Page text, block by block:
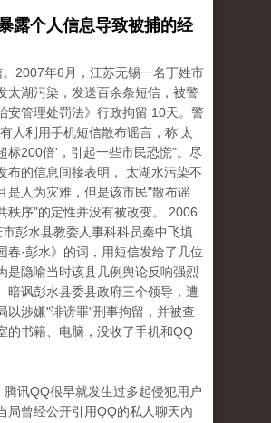
露个人信息导致被捕的经
2007年6月，江苏无锡一名丁姓市
太湖污染，发送百余条短信，被警
安管理处罚法》行政拘留 10天。警
人利用手机短信散布谣言，称'太
标200倍'，引起一些市民恐慌"。尽
布的信息间接表明， 太湖水污染不
是人为灾难，但是该市民"散布谣
秩序"的定性并没有被改变。 2006
彭水县教委人事科科员秦中飞填
春·彭水》的词，用短信发给了几位
是隐喻当时该县几例舆论反响强烈
暗讽彭水县委县政府三个领导，遭
以涉嫌"诽谤罪"刑事拘留，并被查
的书籍、电脑，没收了手机和QQ
腾讯QQ很早就发生过多起侵犯用户
局曾经公开引用QQ的私人聊天內